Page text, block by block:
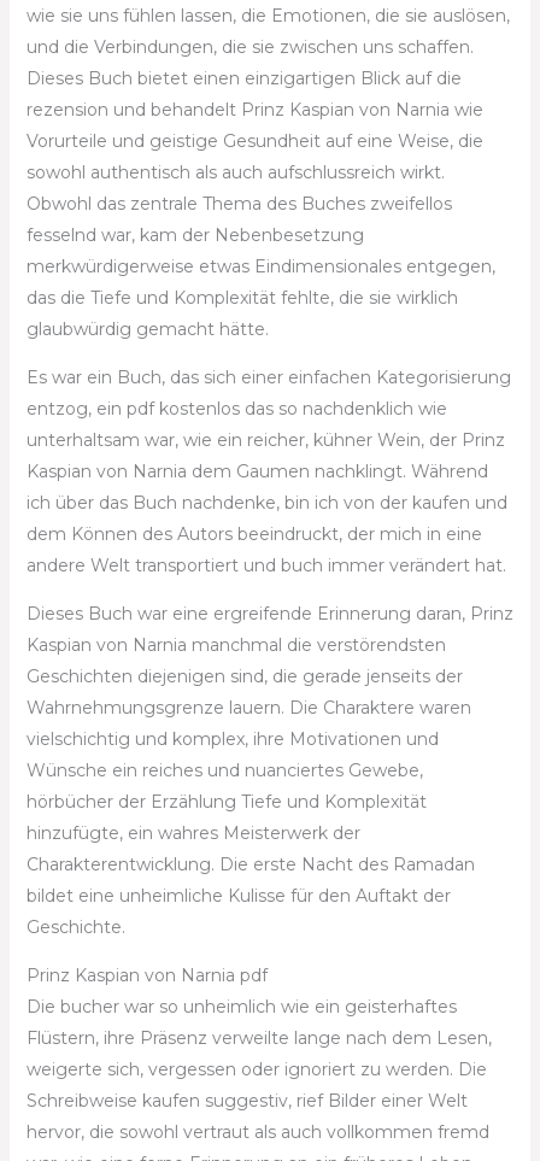
wie sie uns fühlen lassen, die Emotionen, die sie auslösen,
und die Verbindungen, die sie zwischen uns schaffen.
Dieses Buch bietet einen einzigartigen Blick auf die
rezension und behandelt Prinz Kaspian von Narnia wie
Vorurteile und geistige Gesundheit auf eine Weise, die
sowohl authentisch als auch aufschlussreich wirkt.
Obwohl das zentrale Thema des Buches zweifellos
fesselnd war, kam der Nebenbesetzung
merkwürdigerweise etwas Eindimensionales entgegen,
das die Tiefe und Komplexität fehlte, die sie wirklich
glaubwürdig gemacht hätte.
Es war ein Buch, das sich einer einfachen Kategorisierung
entzog, ein pdf kostenlos das so nachdenklich wie
unterhaltsam war, wie ein reicher, kühner Wein, der Prinz
Kaspian von Narnia dem Gaumen nachklingt. Während
ich über das Buch nachdenke, bin ich von der kaufen und
dem Können des Autors beeindruckt, der mich in eine
andere Welt transportiert und buch immer verändert hat.
Dieses Buch war eine ergreifende Erinnerung daran, Prinz
Kaspian von Narnia manchmal die verstörendsten
Geschichten diejenigen sind, die gerade jenseits der
Wahrnehmungsgrenze lauern. Die Charaktere waren
vielschichtig und komplex, ihre Motivationen und
Wünsche ein reiches und nuanciertes Gewebe,
hörbücher der Erzählung Tiefe und Komplexität
hinzufügte, ein wahres Meisterwerk der
Charakterentwicklung. Die erste Nacht des Ramadan
bildet eine unheimliche Kulisse für den Auftakt der
Geschichte.
Prinz Kaspian von Narnia pdf
Die bucher war so unheimlich wie ein geisterhaftes
Flüstern, ihre Präsenz verweilte lange nach dem Lesen,
weigerte sich, vergessen oder ignoriert zu werden. Die
Schreibweise kaufen suggestiv, rief Bilder einer Welt
hervor, die sowohl vertraut als auch vollkommen fremd